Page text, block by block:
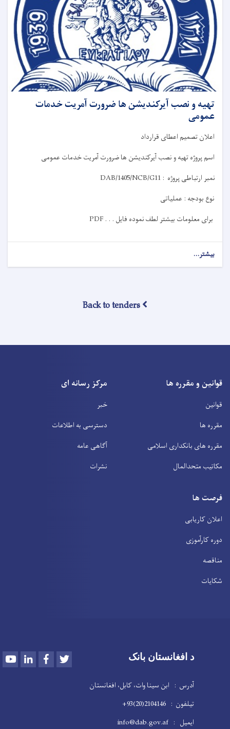
تهیه و نصب آیرکندیشن ها ضرورت آمریت خدمات
عمومی
اعلانتصمیم اعطای قرارداد
اسم پروژهتهیه و نصب آیرکندیشن ها ضرورت آمریت خدمات عمومی
نمبر ارتباطی پروژه :
DAB/1405/NCB/G11
نوع بودجه : عملیاتی
برای معلومات بیشتر لطف نموده فایل PDF . . .
بیشتر...
Back to tenders
قوانین و مقرره ها
قوانین
مقرره ها
مقرره های بانکداری اسلامی
مکاتیب متحدالمال
مرکز رسانه ای
خبر
دسترسی به اطلاعات
آگاهی عامه
نشرات
فرصت ها
اعلان کاریابی
دوره کارآموزی
مناقصه
شکایات
د افغانستان بانک YoutubeLinkedInFacebook
آدرس : ابن سینا وات، کابل، افغانستان
تیلفون : 2104146(20)93+
ایمیل : info@dab.gov.af